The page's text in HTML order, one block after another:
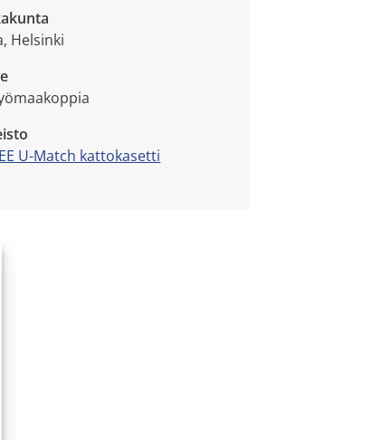
Helsinki
U-Match kattokasetti